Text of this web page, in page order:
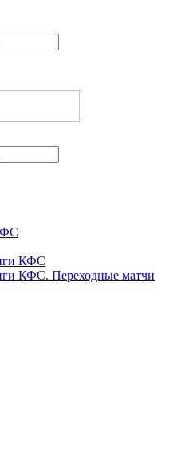
КФС
КФС. Переходные матчи